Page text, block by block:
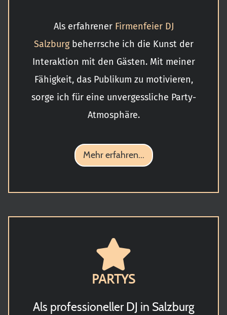
Als erfahrener Firmenfeier DJ
Salzburg beherrsche ich die Kunst der
Interaktion mit den Gästen. Mit meiner
Fähigkeit, das Publikum zu motivieren,
sorge ich für eine unvergessliche Party-
Atmosphäre.
Mehr erfahren...
PARTYS
Als professioneller DJ in Salzburg